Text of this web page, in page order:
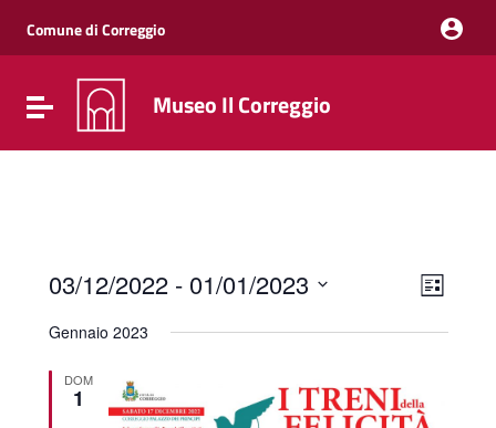
Vai al menu di navigazione
Vai al footer
Comune di Correggio
Attiva / disattiva la navigazione
Museo Il Correggio
Views
Event
Views
List
03/12/2022 - 01/01/2023
date.
Gennaio 2023
DOM
1